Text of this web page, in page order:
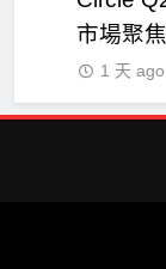
市場聚焦流
1 天 ago